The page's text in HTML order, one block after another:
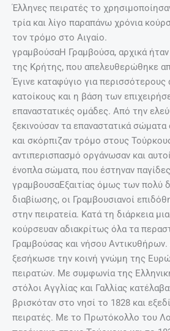
Έλληνες πειρατές το
τρία και λίγο παραπάνω χρόνια
τον τρόμο στο Αιγαίο.
γραμβούσαΗ Γραμβούσα, αρχικά
της Κρήτης, που απελευθερώθηκε
Έγινε καταφύγιο για περισσότερους
κατοίκους και η βάση των
επαναστατικές ομάδες. Από την
ξεκινούσαν τα επαναστατικά σώματα
και σκόρπιζαν τρόμο στους
αντιπερισπασμό οργάνωσαν και
ένοπλα σώματα, που έστηναν
γραμβουσαΕξαιτίας όμως των πολύ
διαβίωσης, οι Γραμβουσιανοί
στην πειρατεία. Κατά τη διάρκεια
κούρσευαν αδιακρίτως όλα τα
Γραμβούσας και νήσου
ξεσήκωσε την κοινή γνώμη της
πειρατών. Με συμφωνία της
στόλοι Αγγλίας και Γαλλίας
βρισκόταν στο νησί το 1828 και
πειρατές. Με το Πρωτόκολλο του